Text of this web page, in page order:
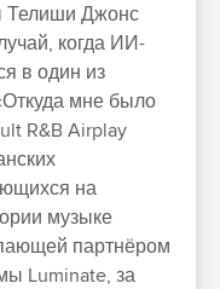
Телиши Джонс
когда ИИ-
в один из
мне было
R&B Airplay
на
музыке
партнёром
Luminate, за